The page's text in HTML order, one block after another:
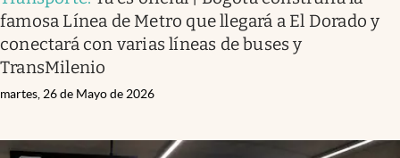
famosa Línea de Metro que llegará a El Dorado y
conectará con varias líneas de buses y
TransMilenio
martes, 26 de Mayo de 2026